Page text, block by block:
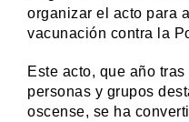
organizar el acto para
vacunación contra la
Este acto, que año
personas y grupos
oscense, se ha